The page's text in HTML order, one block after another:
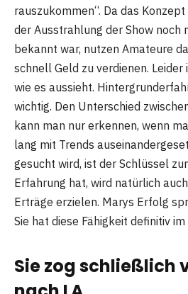
rauszukommen“. Da das
der Ausstrahlung der Show noch
bekannt war, nutzen Amateure
schnell Geld zu verdienen. Leider
wie es aussieht.
wichtig. Den Unterschied
kann man nur erkennen, wenn
lang mit Trends
gesucht wird, ist der Schlüssel
Erfahrung hat, wird natürlich
Erträge erzielen. Marys Erfolg
Sie hat diese Fähigkeit definitiv im
Sie zog schließlich